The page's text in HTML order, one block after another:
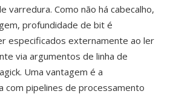
varredura. Como não há cabecalho,
profundidade de bit é
especificados externamente ao ler
via argumentos de linha de
Uma vantagem é a
com pipelines de processamento